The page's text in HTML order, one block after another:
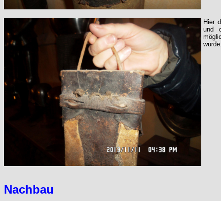
Hier
und
Nachbau